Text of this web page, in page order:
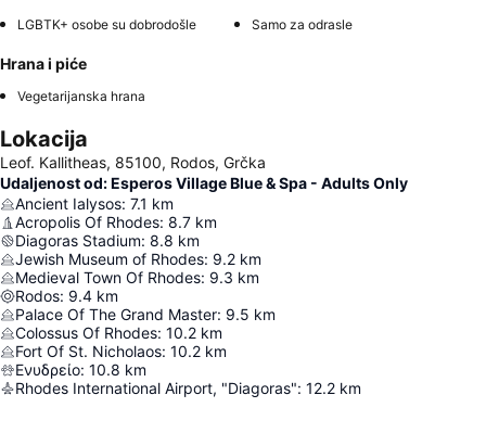
LGBTK+ osobe su dobrodošle Samo za odrasle
Hrana i piće
Vegetarijanska hrana
Lokacija
Leof. Kallitheas, 85100, Rodos, Grčka
Udaljenost od: Esperos Village Blue & Spa - Adults Only
Ancient Ialysos: 7.1 km
Acropolis Of Rhodes: 8.7 km
Diagoras Stadium: 8.8 km
Jewish Museum of Rhodes: 9.2 km
Medieval Town Of Rhodes: 9.3 km
Rodos: 9.4 km
Palace Of The Grand Master: 9.5 km
Colossus Of Rhodes: 10.2 km
Fort Of St. Nicholaos: 10.2 km
Ενυδρείο: 10.8 km
Rhodes International Airport, "Diagoras": 12.2 km